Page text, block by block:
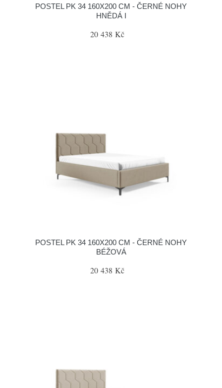
POSTEL PK 34 160X200 CM - ČERNÉ NOHY
HNĚDÁ I
20 438 Kč
POSTEL PK 34 160X200 CM - ČERNÉ NOHY
BÉŽOVÁ
20 438 Kč